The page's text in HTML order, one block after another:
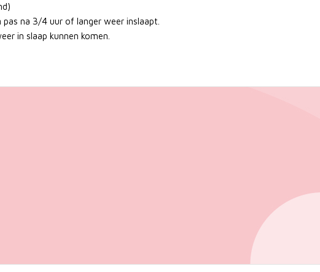
na 3/4 uur of langer weer inslaapt.
in slaap kunnen komen.